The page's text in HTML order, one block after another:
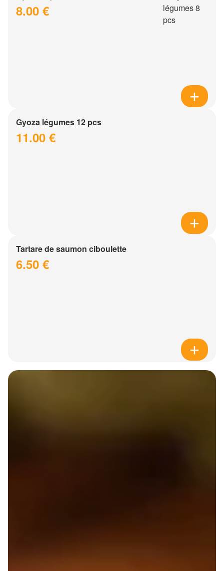
8.00 €
Gyoza légumes 12 pcs
11.00 €
Tartare de saumon ciboulette
6.50 €